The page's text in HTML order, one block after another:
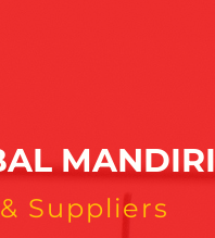
MANDIRI
Suppliers